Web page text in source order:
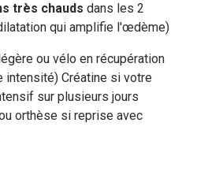
très chauds dans les 2
qui amplifie l'œdème)
ou vélo en récupération
intensité) Créatine si votre
sur plusieurs jours
orthèse si reprise avec